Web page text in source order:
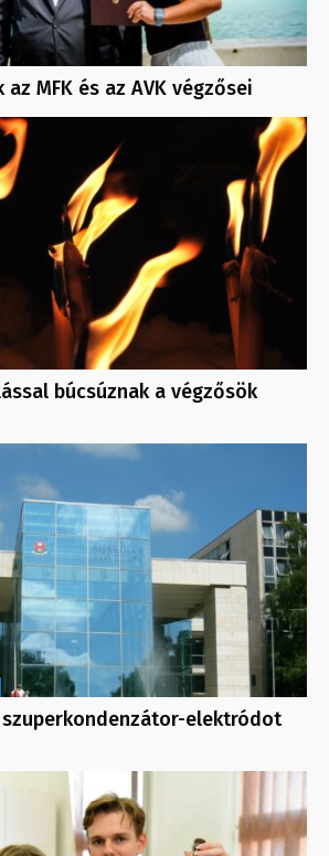
MFK és az AVK végzősei
búcsúznak a végzősök
elektródot